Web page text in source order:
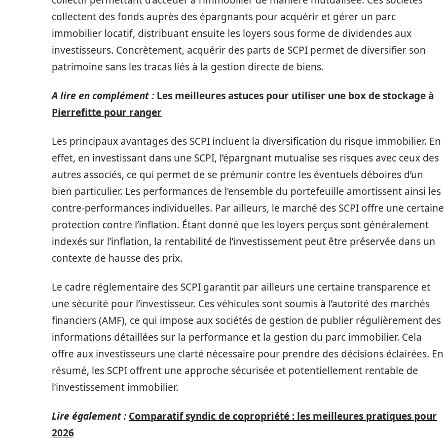
collectent des fonds auprès des épargnants pour acquérir et gérer un parc
immobilier locatif, distribuant ensuite les loyers sous forme de dividendes aux
investisseurs. Concrètement, acquérir des parts de SCPI permet de diversifier son
patrimoine sans les tracas liés à la gestion directe de biens.
A lire en complément : Les meilleures astuces pour utiliser une box de stockage à
Pierrefitte pour ranger
Les principaux avantages des SCPI incluent la diversification du risque immobilier. En
effet, en investissant dans une SCPI, l’épargnant mutualise ses risques avec ceux des
autres associés, ce qui permet de se prémunir contre les éventuels déboires d’un
bien particulier. Les performances de l’ensemble du portefeuille amortissent ainsi les
contre-performances individuelles. Par ailleurs, le marché des SCPI offre une certaine
protection contre l’inflation. Étant donné que les loyers perçus sont généralement
indexés sur l’inflation, la rentabilité de l’investissement peut être préservée dans un
contexte de hausse des prix.
Le cadre réglementaire des SCPI garantit par ailleurs une certaine transparence et
une sécurité pour l’investisseur. Ces véhicules sont soumis à l’autorité des marchés
financiers (AMF), ce qui impose aux sociétés de gestion de publier régulièrement des
informations détaillées sur la performance et la gestion du parc immobilier. Cela
offre aux investisseurs une clarté nécessaire pour prendre des décisions éclairées. En
résumé, les SCPI offrent une approche sécurisée et potentiellement rentable de
l’investissement immobilier.
Lire également : Comparatif syndic de copropriété : les meilleures pratiques pour
2026